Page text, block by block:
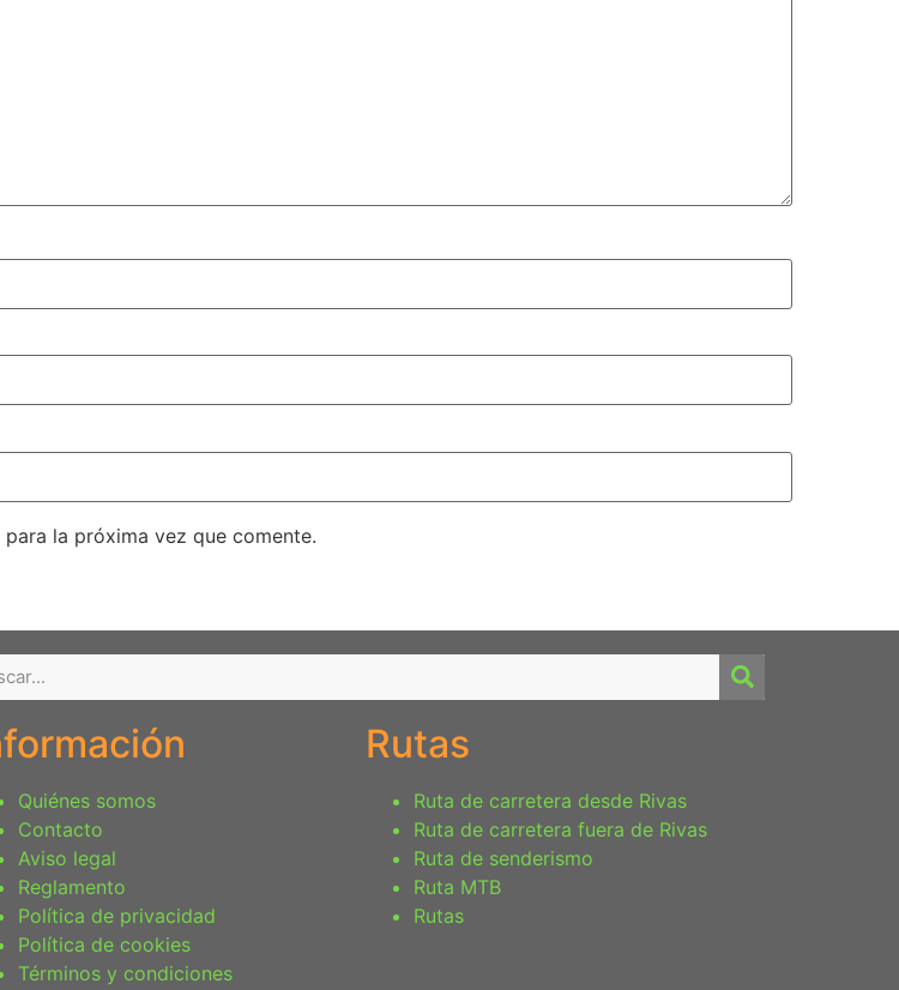
la próxima vez que comente.
Quiénes somos
Contacto
Aviso legal
Reglamento
Política de privacidad
Política de cookies
Términos y condiciones
Rutas
Ruta de carretera desde Rivas
Ruta de carretera fuera de Rivas
Ruta de senderismo
Ruta MTB
Rutas